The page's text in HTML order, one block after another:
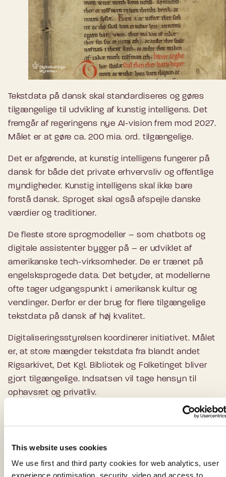
This website uses cookies
We use first and third party cookies for web analytics, user
experience optimisation, security, video and access to
Tekstdata på dansk skal standardiseres og gøres
tilgængelige til udvikling af kunstig intelligens. Det
fremgår af regeringens nye AI-vision frem mod 2027.
Målet er at gøre ca. 200 mia. ord. tilgængelige.
Det er afgørende, at kunstig intelligens fungerer på
dansk for både det private erhvervsliv og offentlige
myndigheder. Kunstig intelligens skal ikke bare
forstå dansk. Sproget skal også afspejle danske
værdier og traditioner.
De fleste store sprogmodeller – som chatbots og
digitale assistenter bygger på – er udviklet af
amerikanske tech-virksomheder. De er trænet på
engelsksprogede data. Det betyder, at modellerne
ofte tager udgangspunkt i amerikansk kultur og
vendinger. Derfor er der brug for flere tilgængelige
tekstdata på dansk af høj kvalitet.
Digitaliseringsstyrelsen koordinerer initiativet. Målet
er, at store mængder tekstdata fra blandt andet
Rigsarkivet, Det Kgl. Bibliotek og Folketinget bliver
gjort tilgængelige. Indsatsen vil tage hensyn til
ophavsret og privatliv.
Der afsættes samlet 21,1 mio. kr. frem fra 2024-
2027. Pengene bruges til at gøre danske